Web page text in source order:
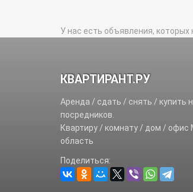
У нас есть объявления, которых
КВАРТИРАНТ.РУ
Аренда / сдать / снять / купить
посредников.
Квартиру / комнату / дом / офис
область
Поделиться: